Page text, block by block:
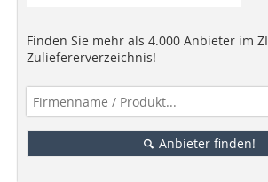
Finden Sie mehr als 4.000 Anbieter im ZI
Zuliefererverzeichnis!
Anbieter finden!